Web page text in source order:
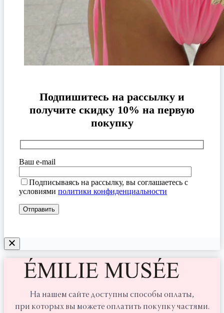
Подпишитесь на рассылку и
получите скидку 10% на первую
покупку
Ваш e-mail
Подписываясь на рассылку, вы соглашаетесь с
условиями политики конфиденциальности
На нашем сайте доступны способы оплаты,
при которых вы можете оплатить покупку частями.